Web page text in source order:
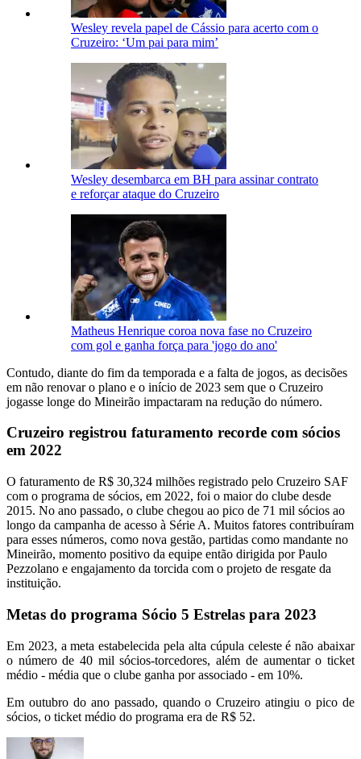
Wesley revela papel de Cássio para acerto com o
Cruzeiro: ‘Um pai para mim’
Wesley desembarca em BH para assinar contrato
e reforçar ataque do Cruzeiro
Matheus Henrique coroa nova fase no Cruzeiro
com gol e ganha força para 'jogo do ano'
Contudo, diante do fim da temporada e a falta de jogos, as decisões
em não renovar o plano e o início de 2023 sem que o Cruzeiro
jogasse longe do Mineirão impactaram na redução do número.
Cruzeiro registrou faturamento recorde com sócios
em 2022
O faturamento de R$ 30,324 milhões registrado pelo Cruzeiro SAF
com o programa de sócios, em 2022, foi o maior do clube desde
2015. No ano passado, o clube chegou ao pico de 71 mil sócios ao
longo da campanha de acesso à Série A. Muitos fatores contribuíram
para esses números, como nova gestão, partidas como mandante no
Mineirão, momento positivo da equipe então dirigida por Paulo
Pezzolano e engajamento da torcida com o projeto de resgate da
instituição.
Metas do programa Sócio 5 Estrelas para 2023
Em 2023, a meta estabelecida pela alta cúpula celeste é não abaixar
o número de 40 mil sócios-torcedores, além de aumentar o ticket
médio - média que o clube ganha por associado - em 10%.
Em outubro do ano passado, quando o Cruzeiro atingiu o pico de
sócios, o ticket médio do programa era de R$ 52.